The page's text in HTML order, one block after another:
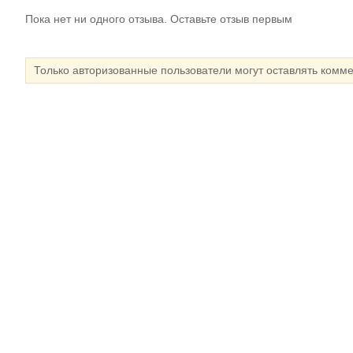
Пока нет ни одного отзыва. Оставьте отзыв первым
Только авторизованные пользователи могут оставлять